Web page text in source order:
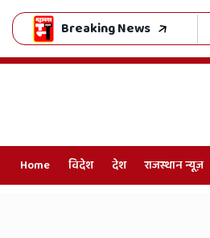
Breaking News
'जुग-जुग जियो अभियान'
Home विदेश देश राजस्थान न्यूज़